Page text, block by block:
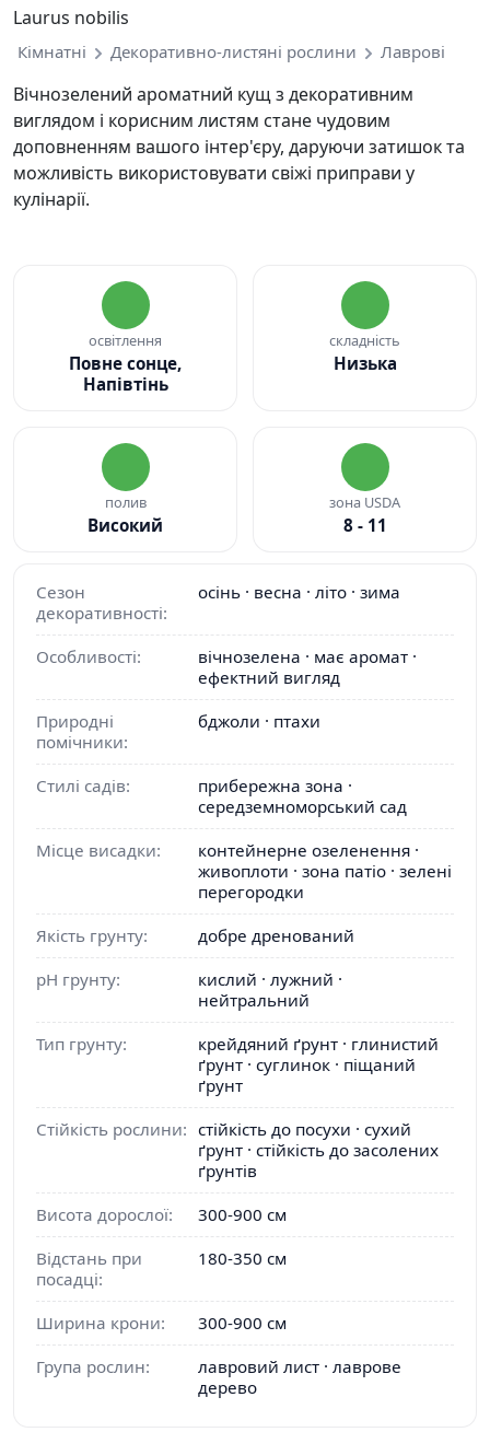
Laurus nobilis
Кімнатні Декоративно-листяні рослини Лаврові
Вічнозелений ароматний кущ з декоративним
виглядом і корисним листям стане чудовим
доповненням вашого інтер'єру, даруючи затишок та
можливість використовувати свіжі приправи у
кулінарії.
освітлення
Повне сонце,
Напівтінь
складність
Низька
полив
Високий
зона USDA
8 - 11
Сезон
декоративності:
осінь · весна · літо · зима
Особливості:
вічнозелена · має аромат ·
ефектний вигляд
Природні
помічники:
бджоли · птахи
Стилі садів:
прибережна зона ·
середземноморський сад
Місце висадки:
контейнерне озеленення ·
живоплоти · зона патіо · зелені
перегородки
Якість грунту:
добре дренований
pH грунту:
кислий · лужний ·
нейтральний
Тип грунту:
крейдяний ґрунт · глинистий
ґрунт · суглинок · піщаний
ґрунт
Стійкість рослини: стійкість до посухи · сухий
ґрунт · стійкість до засолених
ґрунтів
Висота дорослої:
300-900 см
Відстань при
посадці:
180-350 см
Ширина крони:
300-900 см
Група рослин:
лавровий лист · лаврове
дерево